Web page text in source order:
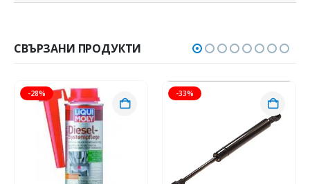
СВЪРЗАНИ ПРОДУКТИ
-28% -33%